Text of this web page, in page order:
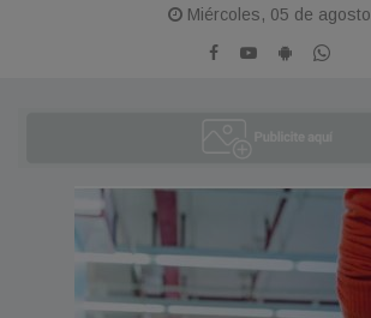
Miércoles, 05 de agosto